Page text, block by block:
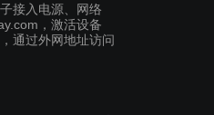
接入电源、网络
，激活设备
通过外网地址访问